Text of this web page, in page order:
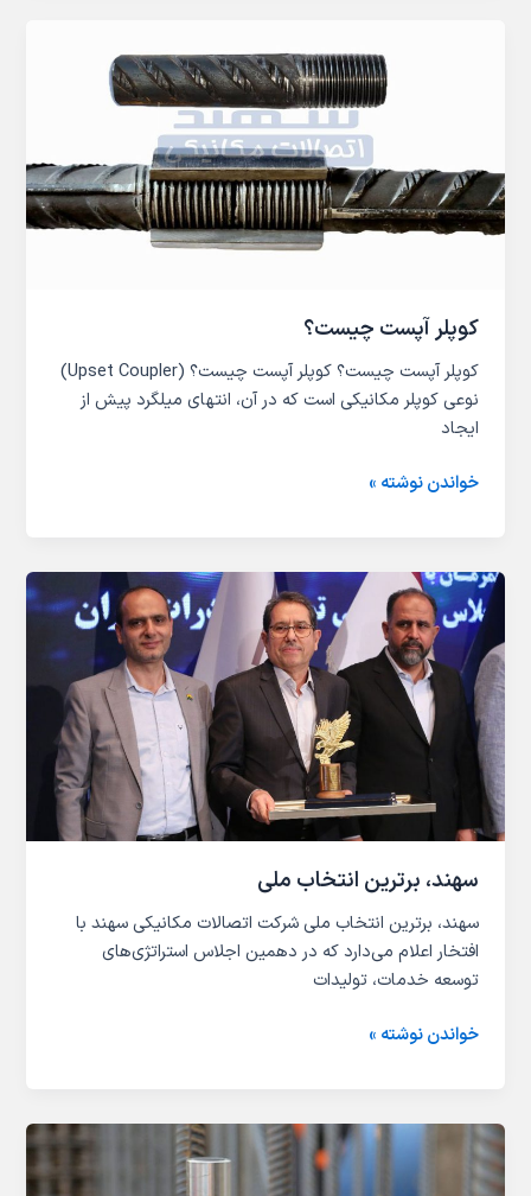
کوپلر آپست چیست؟
کوپلر آپست چیست؟ کوپلر آپست چیست؟ (Upset Coupler)
نوعی کوپلر مکانیکی است که در آن، انتهای میلگرد پیش از
ایجاد
خواندن نوشته »
سهند، برترین انتخاب ملی
سهند، برترین انتخاب ملی شرکت اتصالات مکانیکی سهند با
افتخار اعلام می‌دارد که در دهمین اجلاس استراتژی‌های
توسعه خدمات، تولیدات
سهند،
برترین
انتخاب
ملی
خواندن نوشته »
قیمت
رزوه